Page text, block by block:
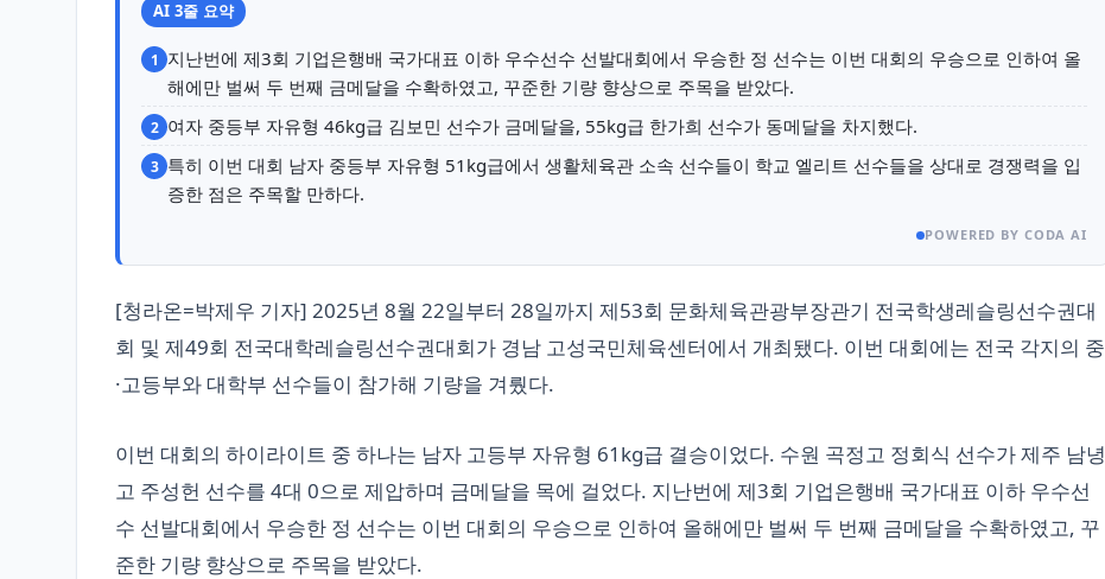
AI 3줄 요약
1 지난번에 제3회 기업은행배 국가대표 이하 우수선수 선발대회에서 우승한 정 선수는 이번 대회의 우승으로 인하여 올
해에만 벌써 두 번째 금메달을 수확하였고, 꾸준한 기량 향상으로 주목을 받았다.
2 여자 중등부 자유형 46kg급 김보민 선수가 금메달을, 55kg급 한가희 선수가 동메달을 차지했다.
3 특히 이번 대회 남자 중등부 자유형 51kg급에서 생활체육관 소속 선수들이 학교 엘리트 선수들을 상대로 경쟁력을 입
증한 점은 주목할 만하다.
POWERED BY CODA AI
[청라온=박제우 기자] 2025년 8월 22일부터 28일까지 제53회 문화체육관광부장관기 전국학생레슬링선수권대
회 및 제49회 전국대학레슬링선수권대회가 경남 고성국민체육센터에서 개최됐다. 이번 대회에는 전국 각지의 중
·고등부와 대학부 선수들이 참가해 기량을 겨뤘다.
이번 대회의 하이라이트 중 하나는 남자 고등부 자유형 61kg급 결승이었다. 수원 곡정고 정회식 선수가 제주 남녕
고 주성헌 선수를 4대 0으로 제압하며 금메달을 목에 걸었다. 지난번에 제3회 기업은행배 국가대표 이하 우수선
수 선발대회에서 우승한 정 선수는 이번 대회의 우승으로 인하여 올해에만 벌써 두 번째 금메달을 수확하였고, 꾸
준한 기량 향상으로 주목을 받았다.